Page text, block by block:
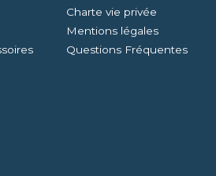
Charte vie privée
Mentions légales
Questions Fréquentes